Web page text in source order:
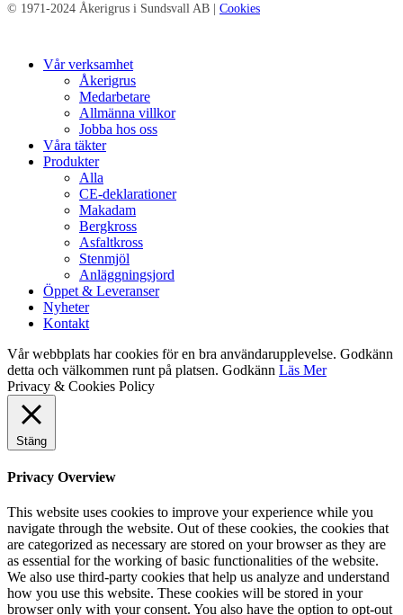
© 1971-2024 Åkerigrus i Sundsvall AB | Cookies
Close
Vår verksamhet
Åkerigrus
Medarbetare
Allmänna villkor
Jobba hos oss
Våra täkter
Produkter
Alla
CE-deklarationer
Makadam
Bergkross
Asfaltkross
Stenmjöl
Anläggningsjord
Öppet & Leveranser
Nyheter
Kontakt
Vår webbplats har cookies för en bra användarupplevelse. Godkänn
detta och välkommen runt på platsen. Godkänn Läs Mer
Privacy & Cookies Policy
Stäng
Privacy Overview
This website uses cookies to improve your experience while you
navigate through the website. Out of these cookies, the cookies that
are categorized as necessary are stored on your browser as they are
as essential for the working of basic functionalities of the website.
We also use third-party cookies that help us analyze and understand
how you use this website. These cookies will be stored in your
browser only with your consent. You also have the option to opt-out